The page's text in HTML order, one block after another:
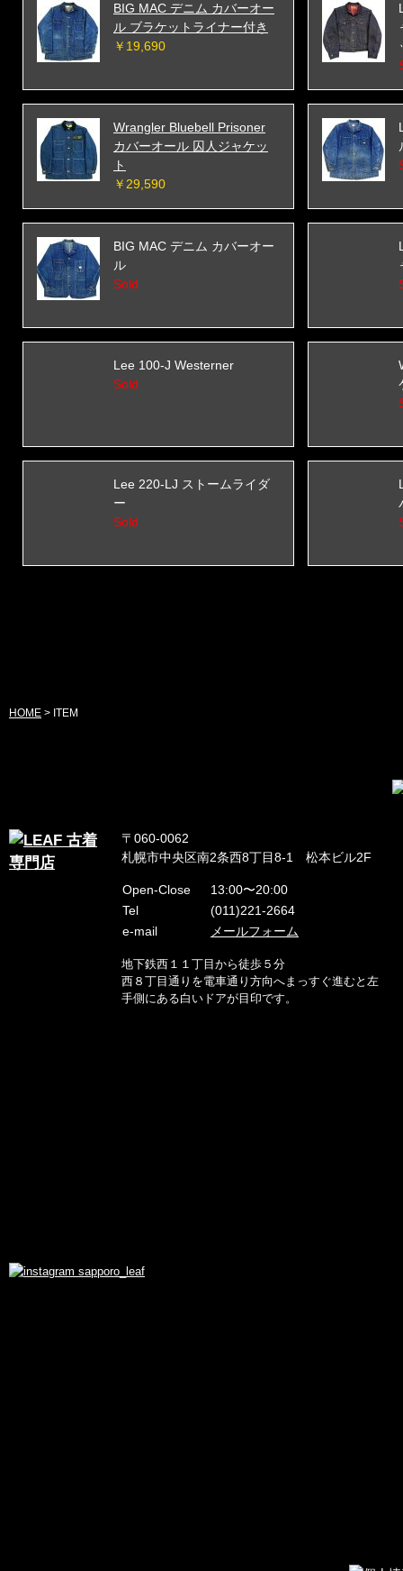
BIG MAC デニム カバーオー
ル ブラケットライナー付き
￥19,690
Wrangler Bluebell Prisoner
カバーオール 囚人ジャケッ
ト
￥29,590
BIG MAC デニム カバーオー
ル
Sold
Lee 100-J Westerner
Sold
Lee 220-LJ ストームライダ
ー
Sold
HOME > ITEM
〒060-0062
札幌市中央区南2条西8丁目8-1 松本ビル2F
Open-Close
13:00〜20:00
Tel
(011)221-2664
e-mail
メールフォーム
地下鉄西１１丁目から徒歩５分
西８丁目通りを電車通り方向へまっすぐ進むと左
手側にある白いドアが目印です。